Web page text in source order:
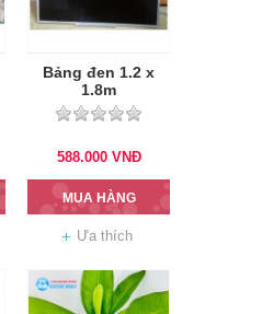
Bảng đen 1.2 x
1.8m
588.000 VNĐ
MUA HÀNG
Ưa thích